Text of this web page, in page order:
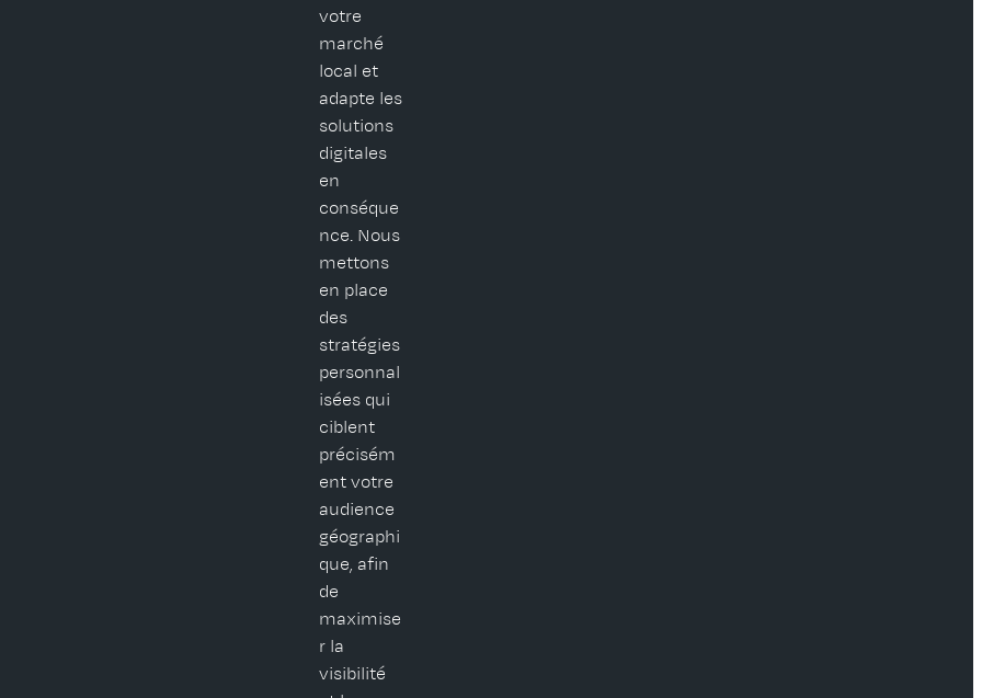
votre
marché
local et
adapte les
solutions
digitales
en
conséque
nce. Nous
mettons
en place
des
stratégies
personnal
isées qui
ciblent
précisém
ent votre
audience
géographi
que, afin
de
maximise
r la
visibilité